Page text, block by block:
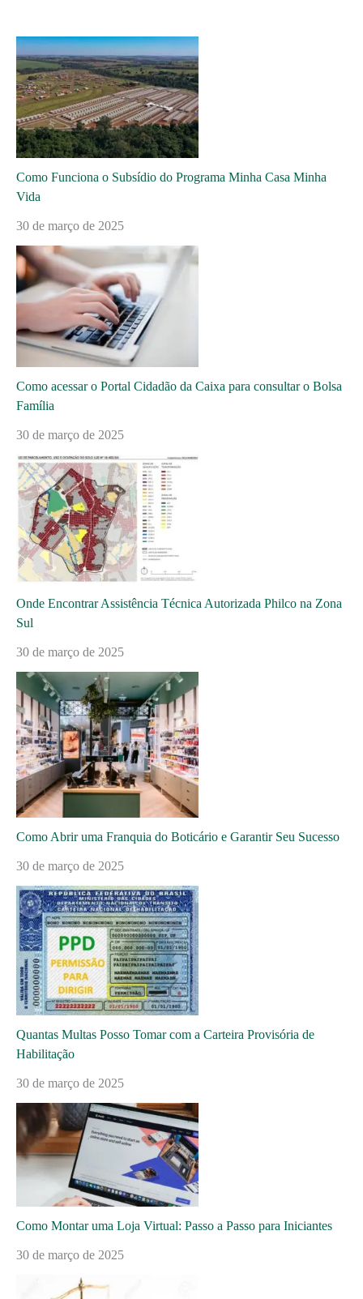
Como Funciona o Subsídio do Programa Minha Casa Minha
Vida
30 de março de 2025
Como acessar o Portal Cidadão da Caixa para consultar o Bolsa
Família
30 de março de 2025
Onde Encontrar Assistência Técnica Autorizada Philco na Zona
Sul
30 de março de 2025
Como Abrir uma Franquia do Boticário e Garantir Seu Sucesso
30 de março de 2025
Quantas Multas Posso Tomar com a Carteira Provisória de
Habilitação
30 de março de 2025
Como Montar uma Loja Virtual: Passo a Passo para Iniciantes
30 de março de 2025